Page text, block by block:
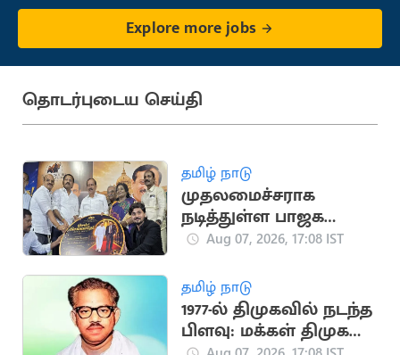
Explore more jobs
தொடர்புடைய செய்தி
தமிழ் நாடு
முதலமைச்சராக
நடித்துள்ள பாஜக
மூத்த தலைவர்
Aug 07, 2026, 17:08 IST
தமிழ் நாடு
1977-ல் திமுகவில் நடந்த
பிளவு: மக்கள் திமுக